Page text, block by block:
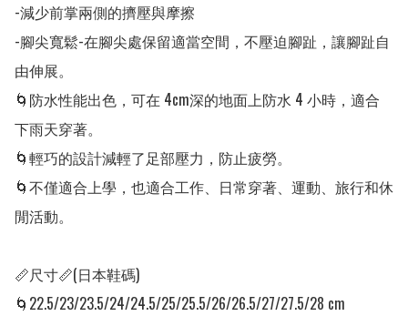
-減少前掌兩側的擠壓與摩擦
-腳尖寬鬆-在腳尖處保留適當空間，不壓迫腳趾，讓腳趾自
由伸展。
🌀防水性能出色，可在 4cm深的地面上防水 4 小時，適合
下雨天穿著。
🌀輕巧的設計減輕了足部壓力，防止疲勞。
🌀不僅適合上學，也適合工作、日常穿著、運動、旅行和休
閒活動。
📏尺寸📏(日本鞋碼)
🌀22.5/23/23.5/24/24.5/25/25.5/26/26.5/27/27.5/28 cm